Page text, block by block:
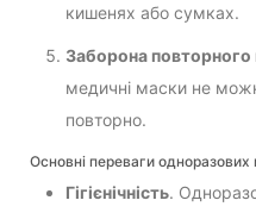
кишенях або сумках.
Заборона повторного
медичні маски не
повторно.
Основні переваги одноразових
Гігієнічність.